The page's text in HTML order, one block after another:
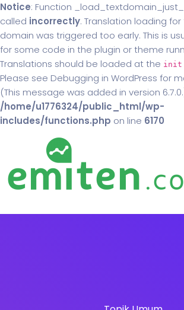
Notice: Function
called incorrectly. Translation loading for
domain was triggered too early. This is
for some code in the plugin or theme
Translations should be loaded at the init
Please see Debugging in WordPress for
(This message was added in version
/home/u1776324/public_html/wp-
includes/functions.php on line 6170